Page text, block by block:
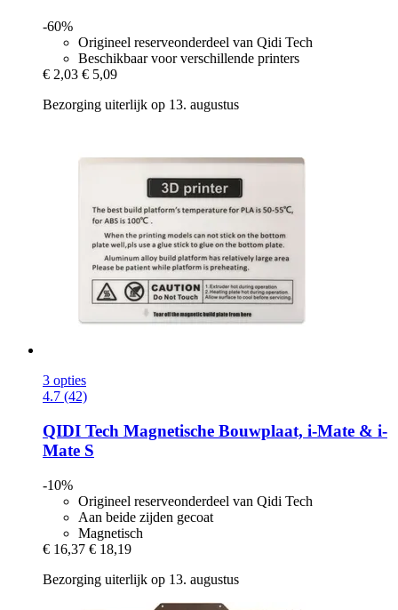
-60%
Origineel reserveonderdeel van Qidi Tech
Beschikbaar voor verschillende printers
€ 2,03 € 5,09
Bezorging uiterlijk op 13. augustus
3 opties
4.7 (42)
QIDI Tech Magnetische Bouwplaat, i-​Mate & i-​
Mate S
-10%
Origineel reserveonderdeel van Qidi Tech
Aan beide zijden gecoat
Magnetisch
€ 16,37 € 18,19
Bezorging uiterlijk op 13. augustus